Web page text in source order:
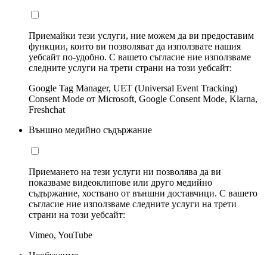
Приемайки тези услуги, ние можем да ви предоставим
функции, които ви позволяват да използвате нашия
уебсайт по-удобно. С вашето съгласие ние използваме
следните услуги на трети страни на този уебсайт:
Google Tag Manager, UET (Universal Event Tracking)
Consent Mode от Microsoft, Google Consent Mode, Klarna,
Freshchat
Външно медийно съдържание
Приемането на тези услуги ни позволява да ви
показваме видеоклипове или друго медийно
съдържание, хоствано от външни доставчици. С вашето
съгласие ние използваме следните услуги на трети
страни на този уебсайт:
Vimeo, YouTube